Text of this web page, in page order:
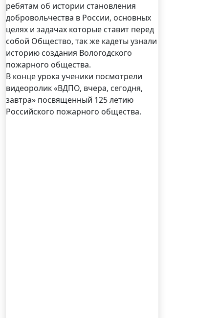
ребятам об истории становления
добровольчества в России, основных
целях и задачах которые ставит перед
собой Общество, так же кадеты узнали
историю создания Вологодского
пожарного общества.
В конце урока ученики посмотрели
видеоролик «ВДПО, вчера, сегодня,
завтра» посвященный 125 летию
Российского пожарного общества.